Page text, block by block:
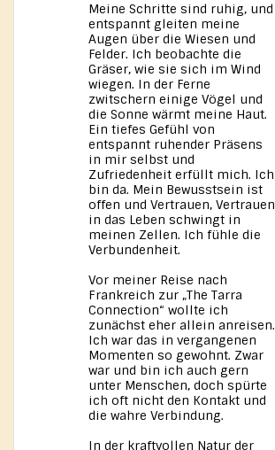
Meine Schritte sind ruhig, und
entspannt gleiten meine
Augen über die Wiesen und
Felder. Ich beobachte die
Gräser, wie sie sich im Wind
wiegen. In der Ferne
zwitschern einige Vögel und
die Sonne wärmt meine Haut.
Ein tiefes Gefühl von
entspannt ruhender Präsens
in mir selbst und
Zufriedenheit erfüllt mich. Ich
bin da. Mein Bewusstsein ist
offen und Vertrauen, Vertrauen
in das Leben schwingt in
meinen Zellen. Ich fühle die
Verbundenheit.
Vor meiner Reise nach
Frankreich zur „The Tarra
Connection“ wollte ich
zunächst eher allein anreisen.
Ich war das in vergangenen
Momenten so gewohnt. Zwar
war und bin ich auch gern
unter Menschen, doch spürte
ich oft nicht den Kontakt und
die wahre Verbindung.
In der kraftvollen Natur der